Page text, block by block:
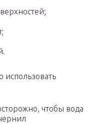
использовать
чтобы вода